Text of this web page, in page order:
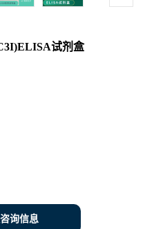
试剂盒
询信息